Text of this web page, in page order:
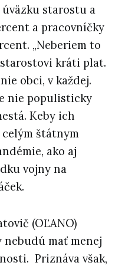
starostu a
a pracovníčky
„Neberiem to
kráti plat.
obci, v každej.
nie populisticky
Keby ich
štátnym
ako aj
vojny na
(OĽANO)
nebudú mať menej
Priznáva však,